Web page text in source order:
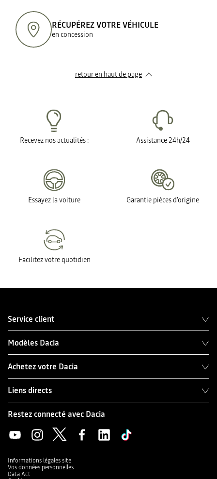
RÉCUPÉREZ VOTRE VÉHICULE
en concession
retour en haut de page​
Recevez nos actualités : Assistance 24h/24
Essayez la voiture Garantie pièces d'origine
Facilitez votre quotidien
Service client
Modèles Dacia
Achetez votre Dacia
Liens directs
Restez connecté avec Dacia
Informations légales site
Vos données personnelles
Data Act